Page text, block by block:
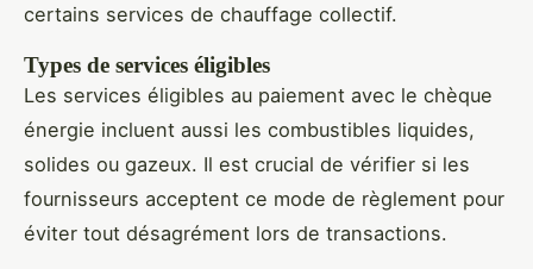
certains services de chauffage collectif.
Types de services éligibles
Les services éligibles au paiement avec le chèque
énergie incluent aussi les combustibles liquides,
solides ou gazeux. Il est crucial de vérifier si les
fournisseurs acceptent ce mode de règlement pour
éviter tout désagrément lors de transactions.